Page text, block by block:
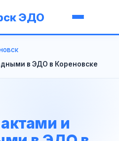
ЭДО
в ЭДО в Кореновске
и